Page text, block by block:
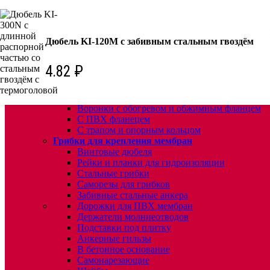
Для кровли
Водосточные воронки
Ремонтные кровельные воронки
Кровельные воронки с листвоуловителем
Воронки с обогревом и обжимным фланцем
С ПВХ фланецем
С трапом и опорным кольцом
Грибки для крепления мембран
Винтовые дюбеля
Рейки и планки для гидроизоляции
Стальные грибки
Саморезы для грибков
Забивные стальные анкера
Дорожки для ПВХ мембран
Держатели молниеотводов
Подставки под плитку
Анкерные гильзы
В бетонное основание
Самонарезающие
Дюбель KI-120М с забивным стальным гвоздём
4.82 ₽